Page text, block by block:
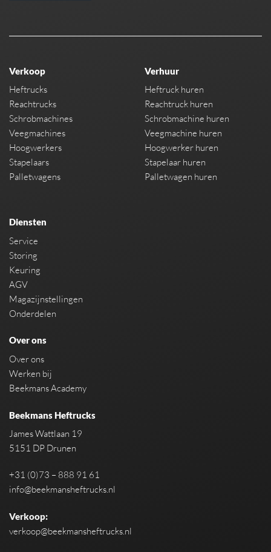
Verkoop
Heftrucks
Reachtrucks
Schrobmachines
Veegmachines
Hoogwerkers
Stapelaars
Palletwagens
Verhuur
Heftruck huren
Reachtruck huren
Schrobmachine huren
Veegmachine huren
Hoogwerker huren
Stapelaar huren
Palletwagen huren
Diensten
Service
Storing
Keuring
AGV
Magazijnstellingen
Onderdelen
Over ons
Over ons
Werken bij
Beekmans Academy
Beekmans Heftrucks
James Wattlaan 19
5151 DP Drunen
+31 (0)73 – 888 91 61
info@beekmansheftrucks.nl
Verkoop:
verkoop@beekmansheftrucks.nl